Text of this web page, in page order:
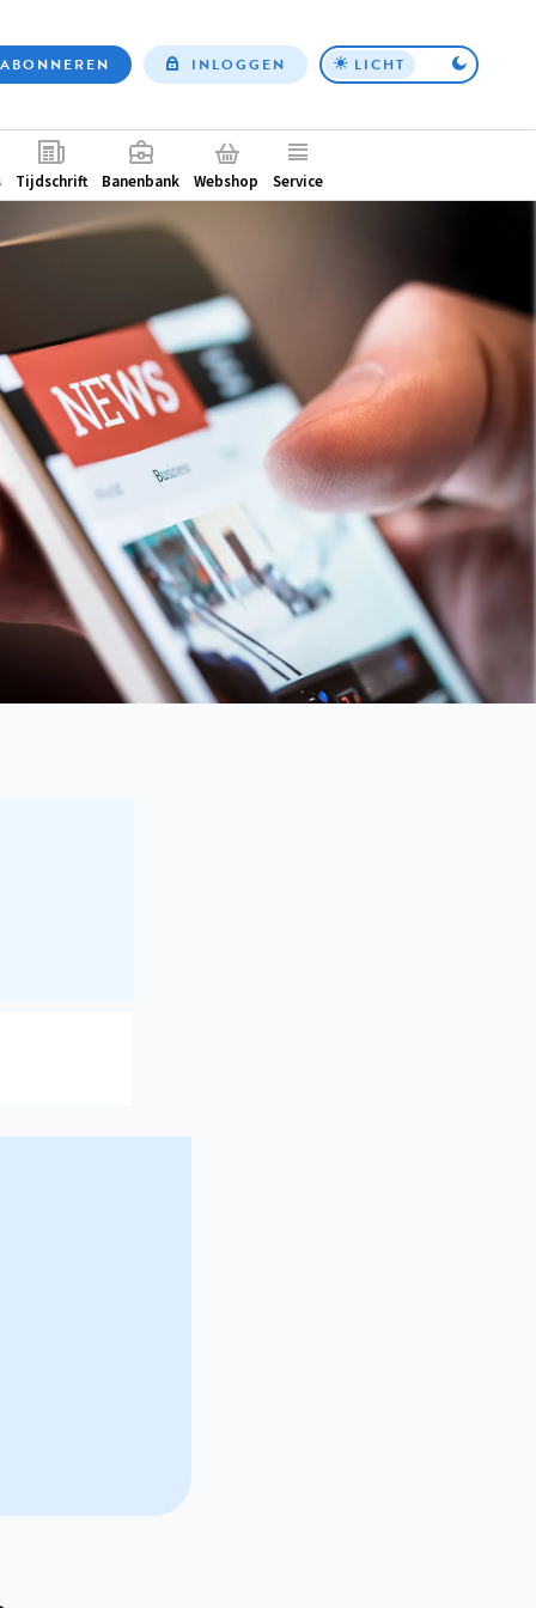
Top
ABONNEREN INLOGGEN LICHT
Tijdschrift Banenbank Webshop Service